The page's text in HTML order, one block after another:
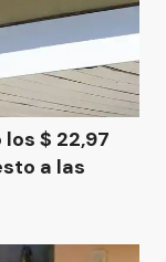
$ 22,97
a las